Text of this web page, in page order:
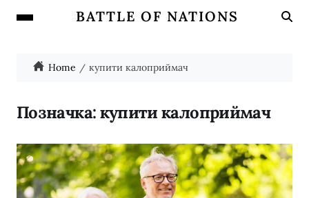
BATTLE OF NATIONS
Home купити калоприймач
Позначка:купити калоприймач